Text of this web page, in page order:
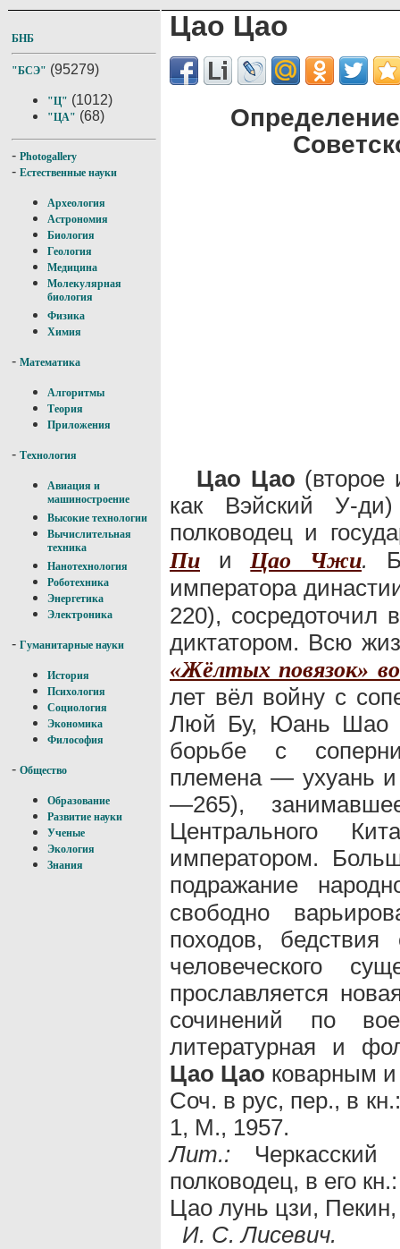
БНБ
"БСЭ" (95279)
"Ц" (1012)
"ЦА" (68)
- Photogallery
- Естественные науки
Археология
Астрономия
Биология
Геология
Медицина
Молекулярная
биология
Физика
Химия
- Математика
Алгоритмы
Теория
Приложения
- Технология
Авиация и
машиностроение
Высокие технологии
Вычислительная
техника
Нанотехнология
Роботехника
Энергетика
Электроника
- Гуманитарные науки
История
Психология
Социология
Экономика
Философия
- Общество
Образование
Развитие науки
Ученые
Экология
Знания
Цао Цао
Цао Цао
как Вэйский У-
полководец и
Пи и Цао Чжи.
императора
220), сосредоточил
диктатором. Всю
«Жёлтых повязок»
лет вёл войну с
Люй Бу, Юань Шао
борьбе с
племена — ухуань
—265),
Центрального
императором.
подражание
свободно
походов, бедствия
человеческого
прославляется
сочинений по
литературная и
Цао Цао коварным
Соч. в рус, пер., в
1, М., 1957.
Лит.:
полководец, в его
Цао лунь цзи,
И. С. Лисевич.